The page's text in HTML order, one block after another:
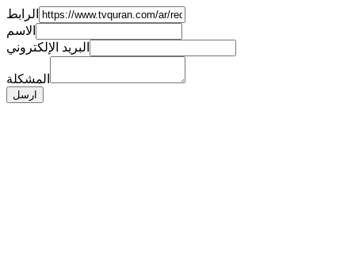
الرابط
الاسم
البريد الإلكتروني
المشكلة
ارسل